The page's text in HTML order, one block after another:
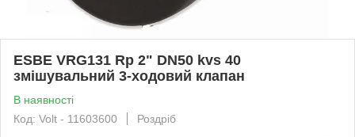
ESBE VRG131 Rp 2" DN50 kvs 40
змішувальний 3-ходовий клапан
В наявності
Код: Volt - 11603600
Роздріб